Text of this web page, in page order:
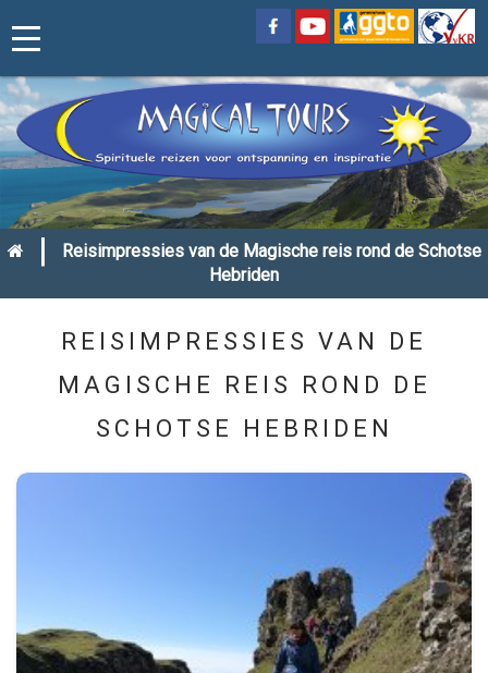
|
Reisimpressies van de Magische reis rond de Schotse
Hebriden
REISIMPRESSIES VAN DE
MAGISCHE REIS ROND DE
SCHOTSE HEBRIDEN